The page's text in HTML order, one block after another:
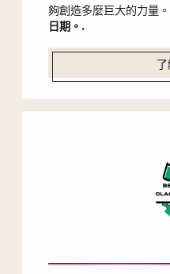
夠創造多麼巨大的力量
日期。.